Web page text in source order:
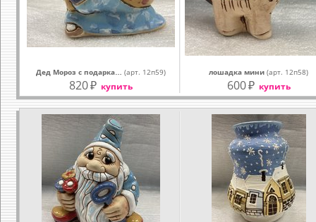
Дед Мороз с подарка… (арт. 12п59)
820₽ купить
лошадка мини (арт. 12п58)
600₽ купить